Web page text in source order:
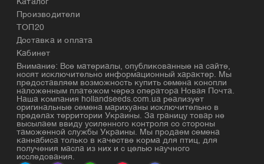
Производители
ТОП20
Доставка и оплата
Кабинет
Внимание: Все материалы, опубликованные на сайте,
носят исключительно информационный характер. Мы
предоставляем возможность купить семена конопли
наложенным платежом через оператора Новая Почта.
Наша компания hollandseeds.com.ua реализует
оригинальные семена марихуаны исключительно в
пределах территории Украины. За границу товар не
высылаем ввиду усиленного контроля со стороны
таможенной службы Украины. Мы продаем семена
каннабиса только в качестве корма для птиц, для
получения масла из них и с целью научного
исследования.